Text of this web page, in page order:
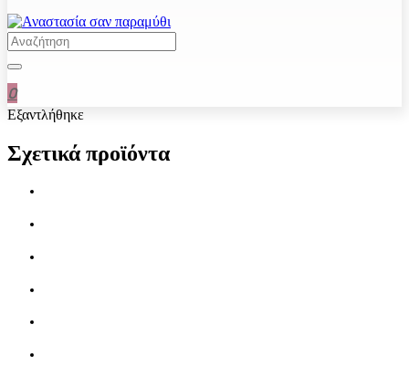
0
Εξαντλήθηκε
Σχετικά προϊόντα